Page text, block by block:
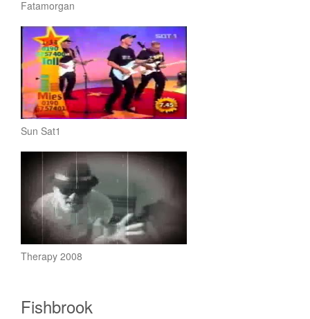
Fatamorgan
Sun Sat1
Therapy 2008
Fishbrook